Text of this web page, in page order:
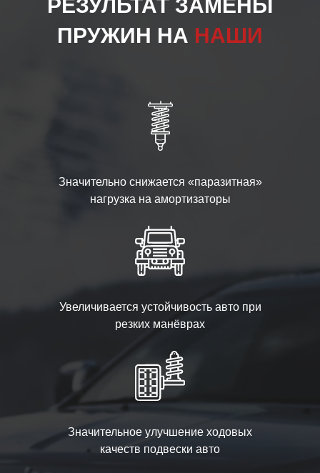
РЕЗУЛЬТАТ ЗАМЕНЫ
ПРУЖИН НА НАШИ
Значительно снижается «паразитная»
нагрузка на амортизаторы
Увеличивается устойчивость авто при
резких манёврах
Значительное улучшение ходовых
качеств подвески авто